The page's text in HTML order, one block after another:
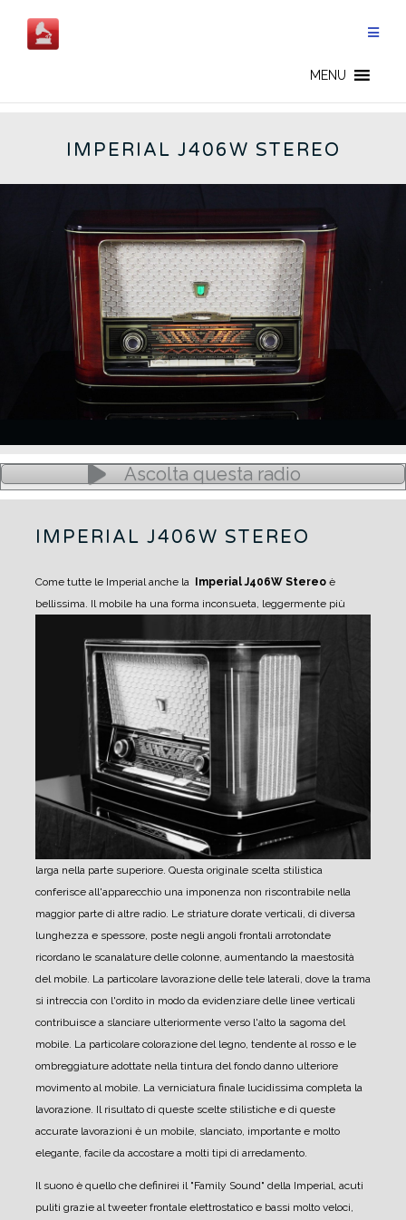
contenuto
MENU
IMPERIAL J406W STEREO
Ascolta questa radio
IMPERIAL J406W STEREO
Come tutte le Imperial anche la Imperial J406W Stereo è
bellissima. Il mobile ha una forma inconsueta, leggermente più
larga nella parte superiore. Questa originale scelta stilistica
conferisce all'apparecchio una imponenza non riscontrabile nella
maggior parte di altre radio. Le striature dorate verticali, di diversa
lunghezza e spessore, poste negli angoli frontali arrotondate
ricordano le scanalature delle colonne, aumentando la maestosità
del mobile. La particolare lavorazione delle tele laterali, dove la trama
si intreccia con l'ordito in modo da evidenziare delle linee verticali
contribuisce a slanciare ulteriormente verso l'alto la sagoma del
mobile. La particolare colorazione del legno, tendente al rosso e le
ombreggiature adottate nella tintura del fondo danno ulteriore
movimento al mobile. La verniciatura finale lucidissima completa la
lavorazione. Il risultato di queste scelte stilistiche e di queste
accurate lavorazioni è un mobile, slanciato, importante e molto
elegante, facile da accostare a molti tipi di arredamento.
Il suono è quello che definirei il "Family Sound" della Imperial, acuti
puliti grazie al tweeter frontale elettrostatico e bassi molto veloci,